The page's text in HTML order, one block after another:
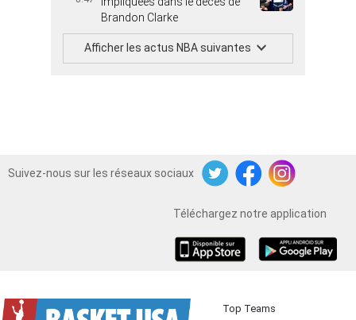
Brandon Clarke
Afficher les actus NBA suivantes
Suivez-nous sur les réseaux sociaux
TwitterFacebookInstagram
Téléchargez notre application
Top Teams